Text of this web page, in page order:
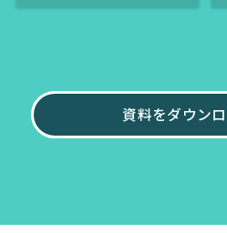
資料をダウン